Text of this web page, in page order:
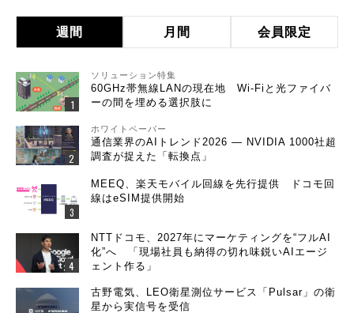
週間 月間 会員限定
ソリューション特集
60GHz帯無線LANの現在地 Wi-Fiと光ファイバ
ーの間を埋める選択肢に
ホワイトペーパー
通信業界のAIトレンド2026 ― NVIDIA 1000社超
調査が捉えた「転換点」
MEEQ、楽天モバイル回線を先行提供 ドコモ回
線はeSIM提供開始
NTTドコモ、2027年にマーケティングを“フルAI
化”へ 「現場社員も納得の切れ味鋭いAIエージ
ェント作る」
古野電気、LEO衛星測位サービス「Pulsar」の衛
星から実信号を受信